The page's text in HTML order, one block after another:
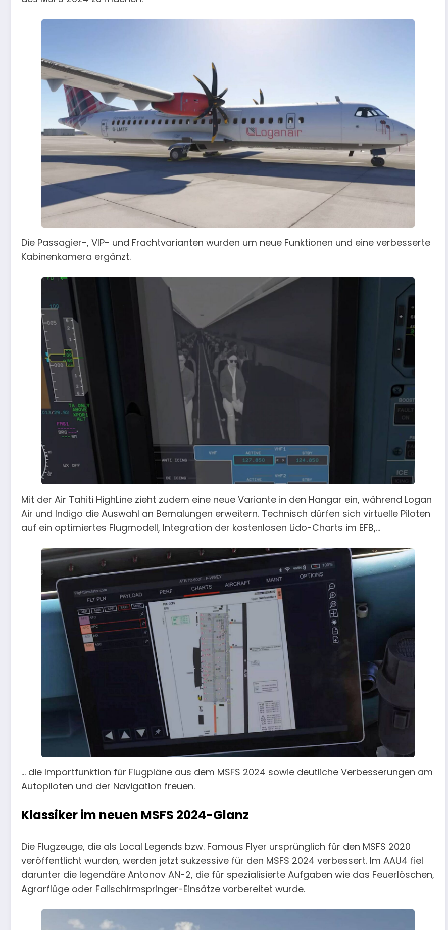
Die Passagier-, VIP- und Frachtvarianten wurden um neue Funktionen und eine verbesserte
Kabinenkamera ergänzt.
Mit der Air Tahiti HighLine zieht zudem eine neue Variante in den Hangar ein, während Logan
Air und Indigo die Auswahl an Bemalungen erweitern. Technisch dürfen sich virtuelle Piloten
auf ein optimiertes Flugmodell, Integration der kostenlosen Lido-Charts im EFB,…
… die Importfunktion für Flugpläne aus dem MSFS 2024 sowie deutliche Verbesserungen am
Autopiloten und der Navigation freuen.
Klassiker im neuen MSFS 2024-Glanz
Die Flugzeuge, die als Local Legends bzw. Famous Flyer ursprünglich für den MSFS 2020
veröffentlicht wurden, werden jetzt sukzessive für den MSFS 2024 verbessert. Im AAU4 fiel
darunter die legendäre Antonov AN-2, die für spezialisierte Aufgaben wie das Feuerlöschen,
Agrarflüge oder Fallschirmspringer-Einsätze vorbereitet wurde.